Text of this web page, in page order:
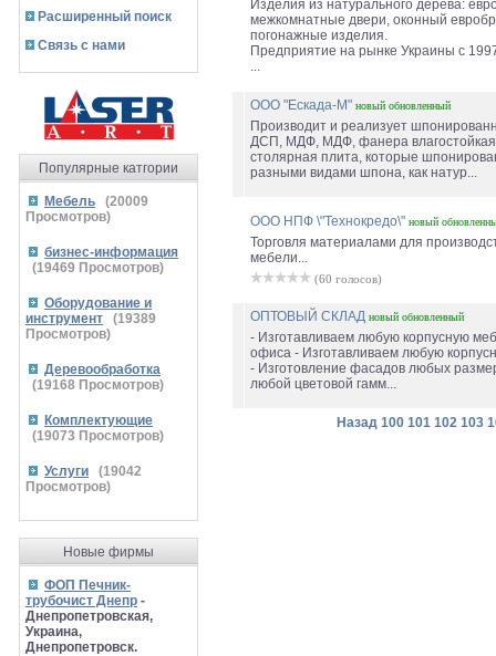
Расширенный поиск
Связь с нами
Популярные катгории
Мебель (20009
Просмотров)
бизнес-информация
(19469 Просмотров)
Оборудование и
инструмент
(19389
Просмотров)
Деревообработка
(19168 Просмотров)
Комплектующие
(19073 Просмотров)
Услуги (19042
Просмотров)
Новые фирмы
ФОП Печник-
трубочист Днепр -
Днепропетровская,
Украина,
Днепропетровск.
Изделия из натурального дерева:
межкомнатные двери, оконный
погонажные изделия.
Предприятие на рынке Украины с
...
ООО "Ескада-М" новый обновленный
Производит и реализует
ДСП, МДФ, МДФ, фанера
столярная плита, которые
разными видами шпона, как натур...
ООО НПФ \"Технокредо\" новый
Торговля материалами для
мебели...
(60 голосов)
ОПТОВЫЙ СКЛАД новый обновленный
- Изготавливаем любую корпусную
офиса - Изготавливаем любую
- Изготовление фасадов любых
любой цветовой гамм...
Назад 100 101 102 103